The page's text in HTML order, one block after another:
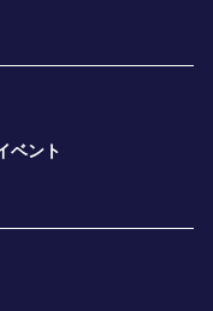
ベント